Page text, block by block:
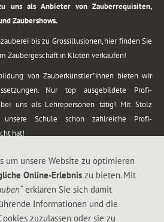
uns als Anbieter von Zauberrequisiten,
Zaubershows.
bis zu Grossillusionen, hier finden Sie
Zaubergeschäft in Kloten verkaufen!
von Zauberkünstler*innen bieten wir
Nur top ausgebildete Profi-
bei uns als Lehrepersonen tätig! Mit Stolz
Schule schon zahlreiche Profi-
hat!
Lassen Sie sich faszinieren von
angerührt mit sprachlichen Sequenzen,
Illusionen wie Kaninchen, Vasen, Seilen,
um unsere Website zu optimieren
Online-Erlebnis zu bieten. Mit
erklären Sie sich damit
Informationen und die
zuzulassen oder sie zu